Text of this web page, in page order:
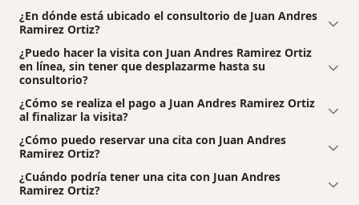
¿En dónde está ubicado el consultorio de Juan Andres
Ramirez Ortiz?
¿Puedo hacer la visita con Juan Andres Ramirez Ortiz
en línea, sin tener que desplazarme hasta su
consultorio?
¿Cómo se realiza el pago a Juan Andres Ramirez Ortiz
al finalizar la visita?
¿Cómo puedo reservar una cita con Juan Andres
Ramirez Ortiz?
¿Cuándo podría tener una cita con Juan Andres
Ramirez Ortiz?